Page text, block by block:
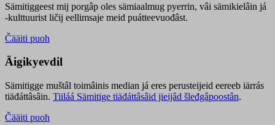
Sämitiggeest mij porgâp oles sämiaalmug pyerrin, vâi sämikielâin já
-kulttuurist ličij eellimsaje meid puátteevuođâst.
Čääiti puoh
Äigikyevdil
Sämitigge muštâl toimâinis median já eres perusteijeid eereeb iärrás
tiäđáttâsâin. Tiiláá Sämitige tiäđáttâsâid jieijâd šleđgâpoostân.
Čääiti puoh